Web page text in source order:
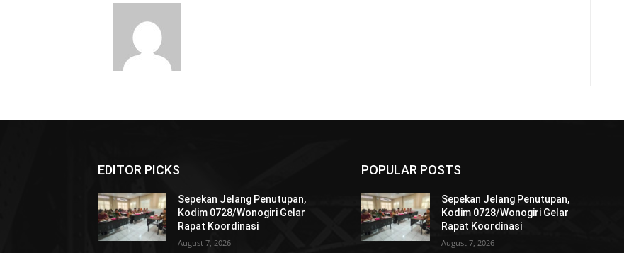
EDITOR PICKS
Sepekan Jelang Penutupan,
Kodim 0728/Wonogiri Gelar
Rapat Koordinasi
August 7, 2026
POPULAR POSTS
Sepekan Jelang Penutupan,
Kodim 0728/Wonogiri Gelar
Rapat Koordinasi
August 7, 2026